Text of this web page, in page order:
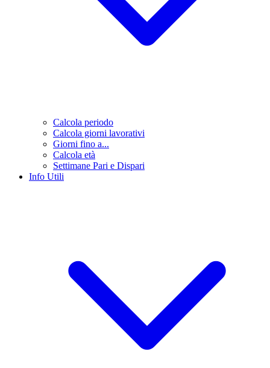
Calcola periodo
Calcola giorni lavorativi
Giorni fino a...
Calcola età
Settimane Pari e Dispari
Info Utili